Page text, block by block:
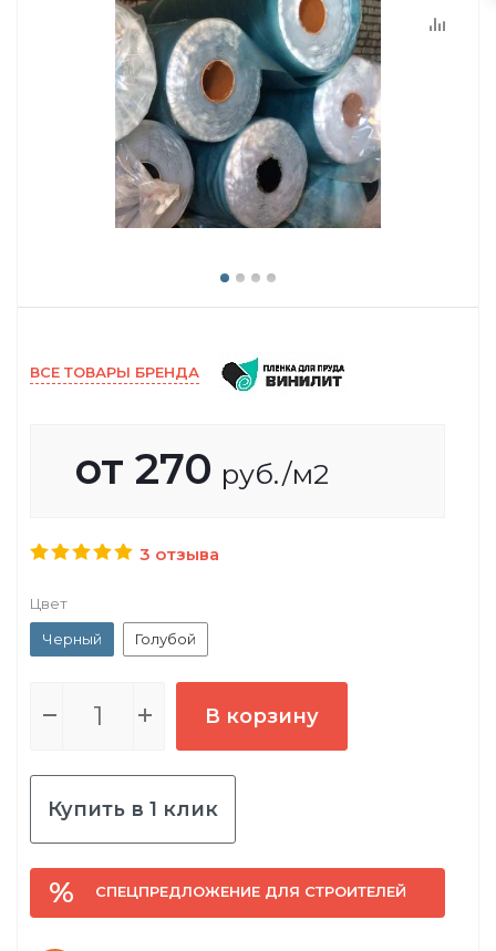
ВСЕ ТОВАРЫ БРЕНДА
от 270 руб./м2
3 отзыва
Цвет
Черный
Голубой
В корзину
Купить в 1 клик
СПЕЦПРЕДЛОЖЕНИЕ ДЛЯ СТРОИТЕЛЕЙ